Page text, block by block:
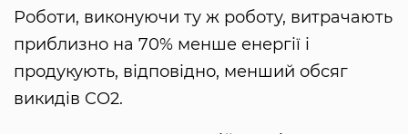
Роботи, виконуючи ту ж роботу, витрачають
приблизно на 70% менше енергії і
продукують, відповідно, менший обсяг
викидів CO2.